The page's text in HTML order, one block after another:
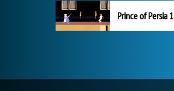
Prince of Persia 1